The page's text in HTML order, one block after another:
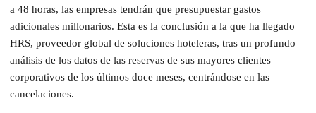
a 48 horas, las empresas tendrán que presupuestar gastos
adicionales millonarios. Esta es la conclusión a la que ha llegado
HRS, proveedor global de soluciones hoteleras, tras un profundo
análisis de los datos de las reservas de sus mayores clientes
corporativos de los últimos doce meses, centrándose en las
cancelaciones.